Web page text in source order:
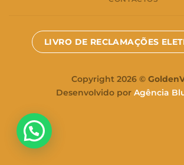
LIVRO DE RECLAMAÇÕES
Copyright 2026 ©
Desenvolvido por Agência